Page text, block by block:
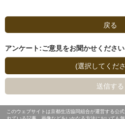
戻る
アンケート:ご意見をお聞かせください
(選択してくだ
送信する
このウェブサイトは京都生活協同組合が運営する公